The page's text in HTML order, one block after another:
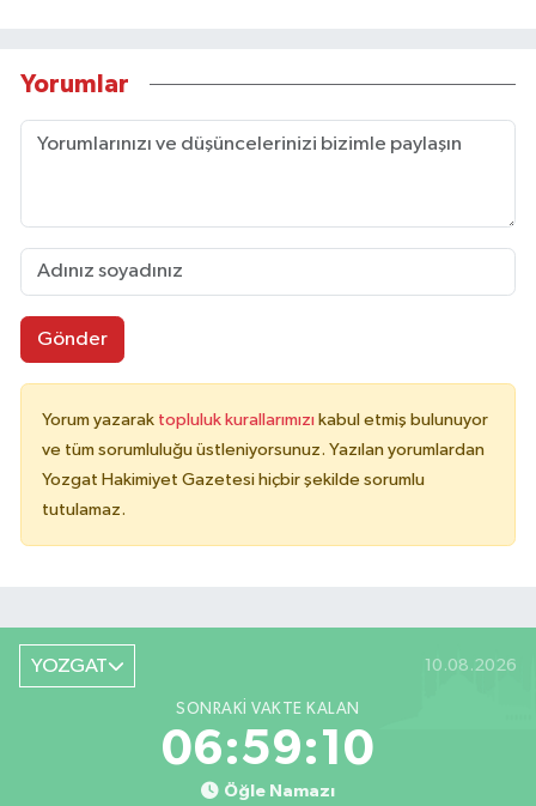
Yorumlar
Gönder
Yorum yazarak topluluk kurallarımızı kabul etmiş bulunuyor
ve tüm sorumluluğu üstleniyorsunuz. Yazılan yorumlardan
Yozgat Hakimiyet Gazetesi hiçbir şekilde sorumlu
tutulamaz.
YOZGAT 10.08.2026
SONRAKI VAKTE KALAN
06:59:10
Öğle Namazı